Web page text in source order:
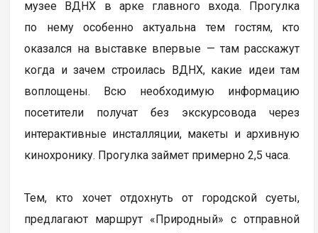
музее ВДНХ в арке главного входа. Прогулка
по нему особенно актуальна тем гостям, кто
оказался на выставке впервые — там расскажут
когда и зачем строилась ВДНХ, какие идеи там
воплощены. Всю необходимую информацию
посетители получат без экскурсовода через
интерактивные инсталляции, макеты и архивную
кинохронику. Прогулка займет примерно 2,5 часа.
Тем, кто хочет отдохнуть от городской суеты,
предлагают маршрут «Природный» с отправной